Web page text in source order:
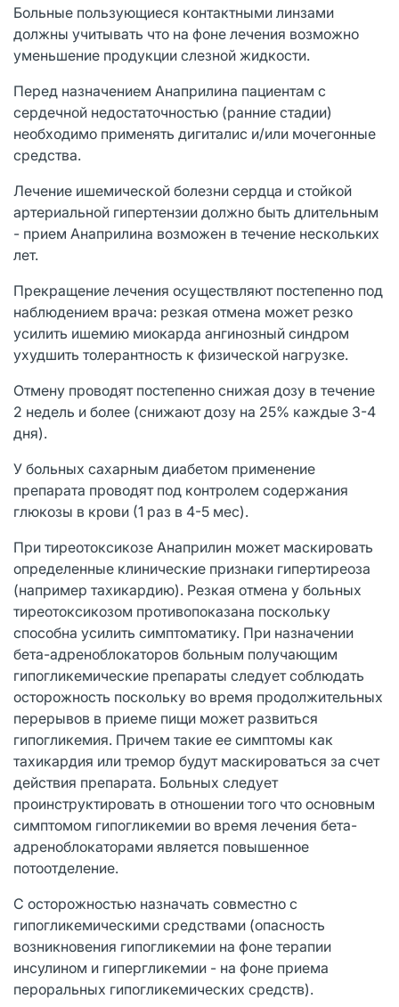
Больные пользующиеся контактными линзами
должны учитывать что на фоне лечения возможно
уменьшение продукции слезной жидкости.
Перед назначением Анаприлина пациентам с
сердечной недостаточностью (ранние стадии)
необходимо применять дигиталис и/или мочегонные
средства.
Лечение ишемической болезни сердца и стойкой
артериальной гипертензии должно быть длительным
- прием Анаприлина возможен в течение нескольких
лет.
Прекращение лечения осуществляют постепенно под
наблюдением врача: резкая отмена может резко
усилить ишемию миокарда ангинозный синдром
ухудшить толерантность к физической нагрузке.
Отмену проводят постепенно снижая дозу в течение
2 недель и более (снижают дозу на 25% каждые 3-4
дня).
У больных сахарным диабетом применение
препарата проводят под контролем содержания
глюкозы в крови (1 раз в 4-5 мес).
При тиреотоксикозе Анаприлин может маскировать
определенные клинические признаки гипертиреоза
(например тахикардию). Резкая отмена у больных
тиреотоксикозом противопоказана поскольку
способна усилить симптоматику. При назначении
бета-адреноблокаторов больным получающим
гипогликемические препараты следует соблюдать
осторожность поскольку во время продолжительных
перерывов в приеме пищи может развиться
гипогликемия. Причем такие ее симптомы как
тахикардия или тремор будут маскироваться за счет
действия препарата. Больных следует
проинструктировать в отношении того что основным
симптомом гипогликемии во время лечения бета-
адреноблокаторами является повышенное
потоотделение.
С осторожностью назначать совместно с
гипогликемическими средствами (опасность
возникновения гипогликемии на фоне терапии
инсулином и гипергликемии - на фоне приема
пероральных гипогликемических средств).